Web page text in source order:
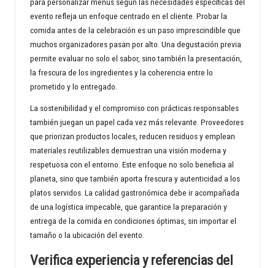
evento refleja un enfoque centrado en el cliente. Probar la
comida antes de la celebración es un paso imprescindible que
muchos organizadores pasan por alto. Una degustación previa
permite evaluar no solo el sabor, sino también la presentación,
la frescura de los ingredientes y la coherencia entre lo
prometido y lo entregado.
La sostenibilidad y el compromiso con prácticas responsables
también juegan un papel cada vez más relevante. Proveedores
que priorizan productos locales, reducen residuos y emplean
materiales reutilizables demuestran una visión moderna y
respetuosa con el entorno. Este enfoque no solo beneficia al
planeta, sino que también aporta frescura y autenticidad a los
platos servidos. La calidad gastronómica debe ir acompañada
de una logística impecable, que garantice la preparación y
entrega de la comida en condiciones óptimas, sin importar el
tamaño o la ubicación del evento.
Verifica experiencia y referencias del